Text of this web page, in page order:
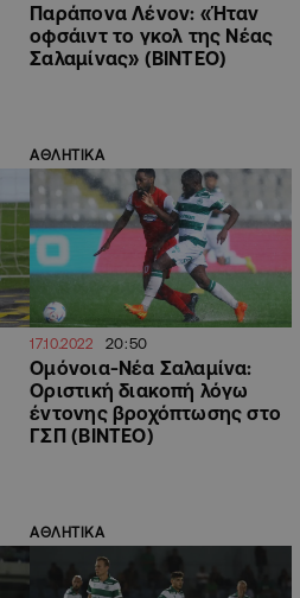
Παράπονα Λένον: «Ήταν
οφσάιντ το γκολ της Νέας
Σαλαμίνας» (ΒΙΝΤΕΟ)
ΑΘΛΗΤΙΚΑ
17.10.2022 20:50
Ομόνοια-Νέα Σαλαμίνα:
Οριστική διακοπή λόγω
έντονης βροχόπτωσης στο
ΓΣΠ (ΒΙΝΤΕΟ)
ΑΘΛΗΤΙΚΑ